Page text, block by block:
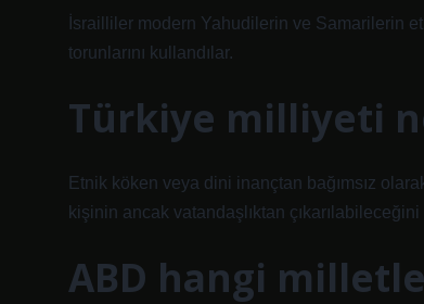
İsrailliler modern Yahudilerin ve Samarilerin
torunlarını kullandılar.
Türkiye milliyeti
Etnik köken veya dini inançtan bağımsız
kişinin ancak vatandaşlıktan
ABD hangi